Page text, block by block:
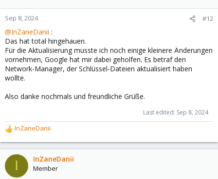
Sep 8, 2024 #12
@InZaneDanii :
Das hat total hingehauen.
Für die Aktualisierung musste ich noch einige kleinere Änderungen
vornehmen, Google hat mir dabei geholfen. Es betraf den
Network-Manager, der Schlüssel-Dateien aktualisiert haben
wollte.
Also danke nochmals und freundliche Grüße.
Last edited: Sep 8, 2024
R
e
a
c
t
InZaneDanii
I InZaneDanii
Member